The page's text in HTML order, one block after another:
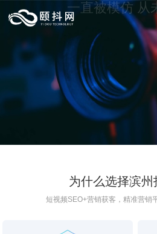
一直被模仿 从
专注短视频推广
了解更多
为什么选择滨州
短视频SEO+营销获客，精准营销